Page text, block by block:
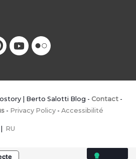
| Berto Salotti Blog - Contact -
- Privacy Policy- Accessibilité
RU